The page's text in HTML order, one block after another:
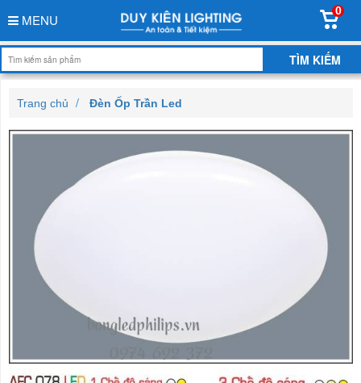
MENU
0
Trang chủ Đèn Ốp Trần Led